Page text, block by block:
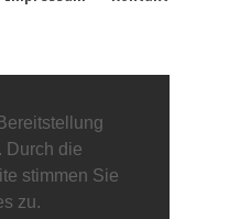
Durch die
stimmen Sie
zu.